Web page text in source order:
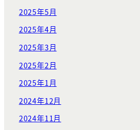
2025年5月
2025年4月
2025年3月
2025年2月
2025年1月
2024年12月
2024年11月